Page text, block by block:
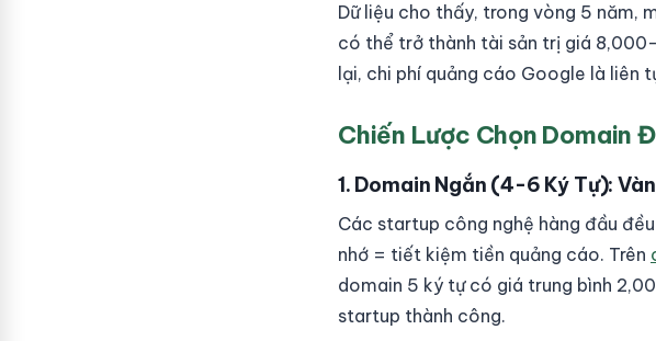
Dữ liệu cho thấy, trong vòng 5 năm,
có thể trở thành tài sản trị giá
lại, chi phí quảng cáo Google là liên
Chiến Lược Chọn Domain
1. Domain Ngắn (4-6 Ký Tự):
Các startup công nghệ hàng đầu
nhớ = tiết kiệm tiền quảng cáo. Trên
domain 5 ký tự có giá trung bình
startup thành công.